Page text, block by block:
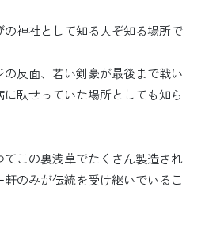
の神社として知る人ぞ知る場所で
反面、若い剣豪が最後まで戦い
臥せっていた場所としても知ら
この裏浅草でたくさん製造され
のみが伝統を受け継いでいるこ